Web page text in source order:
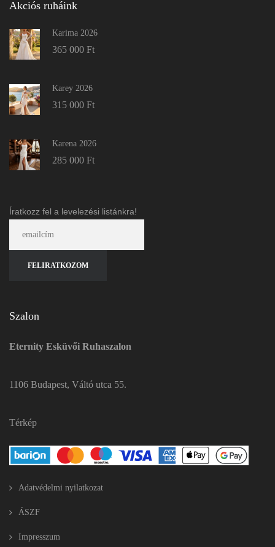
Akciós ruháink
Karima 2026
365 000 Ft
Karey 2026
315 000 Ft
Karena 2026
285 000 Ft
Íratkozz fel a levelezési listánkra!
Szalon
Eternity Esküvői Ruhaszalon
1106 Budapest, Váltó utca 55.
Térkép
Adatvédelmi nyilatkozat
ÁSZF
Impresszum